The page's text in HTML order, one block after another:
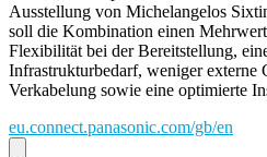
Ausstellung von Michelangelos
soll die Kombination einen
Flexibilität bei der Bereitstellung,
Infrastrukturbedarf, weniger externe
Verkabelung sowie eine optimierte
eu.connect.panasonic.com/gb/en